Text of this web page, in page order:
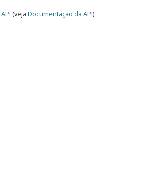
API (veja Documentação da API).